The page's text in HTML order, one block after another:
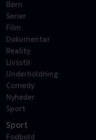
Børn
Serier
Film
Dokumentar
Reality
Livsstil
Underholdning
Comedy
Nyheder
Sport
Sport
Fodbold